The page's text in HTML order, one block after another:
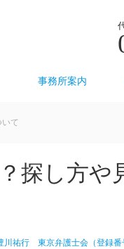
事務所案内
て
探し方や
川祐行 東京弁護士会（登録番